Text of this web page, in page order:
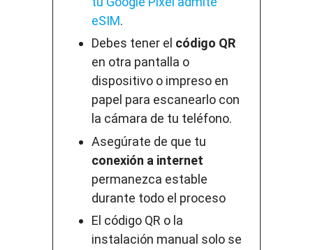
eSIM.
Debes tener el código QR
en otra pantalla o
dispositivo o impreso en
papel para escanearlo con
la cámara de tu teléfono.
Asegúrate de que tu
conexión a internet
permanezca estable
durante todo el proceso
El código QR o la
instalación manual solo se